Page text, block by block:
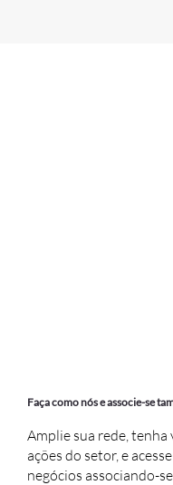
Faça como nós e associe-se
Amplie sua rede, tenha
ações do setor, e
negócios associando-se